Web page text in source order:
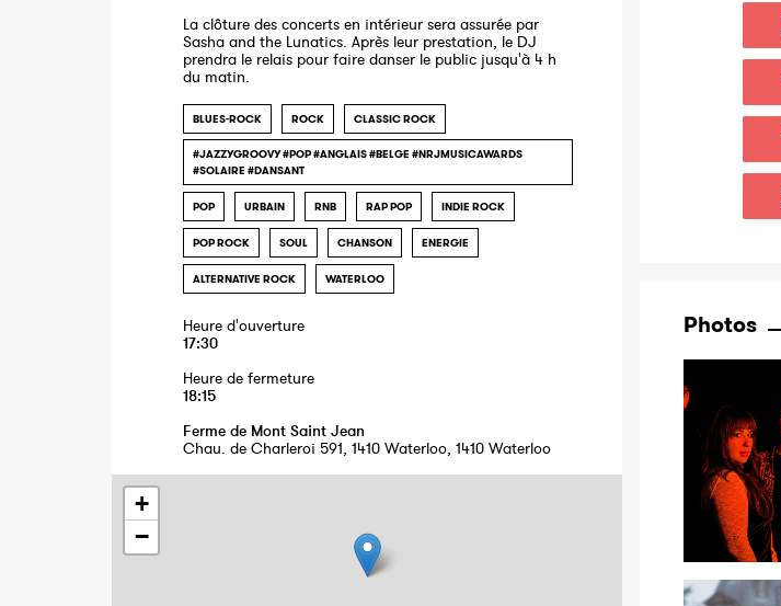
La clôture des concerts en intérieur sera assurée par
Sasha and the Lunatics. Après leur prestation, le DJ
prendra le relais pour faire danser le public jusqu'à 4 h
du matin.
BLUES-ROCK ROCK CLASSIC ROCK
#JAZZYGROOVY #POP #ANGLAIS #BELGE #NRJMUSICAWARDS
#SOLAIRE #DANSANT
POP URBAIN RNB RAP POP INDIE ROCK
POP ROCK SOUL CHANSON ENERGIE
ALTERNATIVE ROCK WATERLOO
Heure d'ouverture
17:30
Heure de fermeture
18:15
Ferme de Mont Saint Jean
Chau. de Charleroi 591, 1410 Waterloo, 1410 Waterloo
+
−
Photos